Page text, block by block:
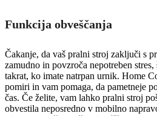
Funkcija obveščanja
Čakanje, da vaš pralni stroj zaključi s
zamudno in povzroča nepotreben stres,
takrat, ko imate natrpan urnik. Home
pomiri in vam pomaga, da pametneje
čas. Če želite, vam lahko pralni stroj
obvestila neposredno v mobilno